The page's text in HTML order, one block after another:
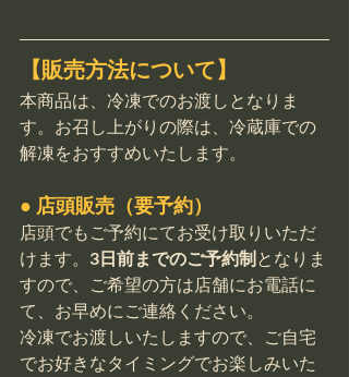
【販売方法について】
本商品は、冷凍でのお渡しとなりま
す。お召し上がりの際は、冷蔵庫での
解凍をおすすめいたします。
● 店頭販売（要予約）
店頭でもご予約にてお受け取りいただ
けます。 3日前までのご予約制 となりま
すので、ご希望の方は店舗にお電話に
て、お早めにご連絡ください。
冷凍でお渡しいたしますので、ご自宅
でお好きなタイミングでお楽しみいた